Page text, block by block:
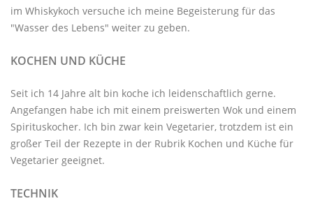
im Whiskykoch versuche ich meine Begeisterung für das
"Wasser des Lebens" weiter zu geben.
KOCHEN UND KÜCHE
Seit ich 14 Jahre alt bin koche ich leidenschaftlich gerne.
Angefangen habe ich mit einem preiswerten Wok und einem
Spirituskocher. Ich bin zwar kein Vegetarier, trotzdem ist ein
großer Teil der Rezepte in der Rubrik Kochen und Küche für
Vegetarier geeignet.
TECHNIK